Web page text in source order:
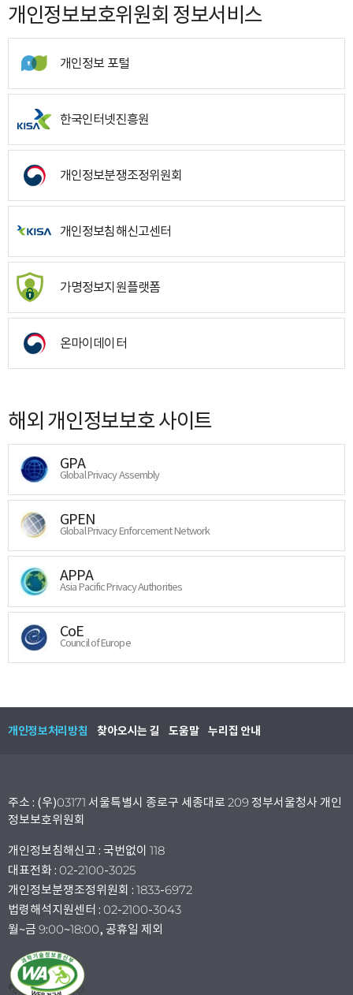
개인정보보호위원회 정보서비스
개인정보 포털
한국인터넷진흥원
개인정보분쟁조정위원회
개인정보침해신고센터
가명정보지원플랫폼
온마이데이터
해외 개인정보보호 사이트
GPA
Global Privacy Assembly
GPEN
Global Privacy Enforcement Network
APPA
Asia Pacific Privacy Authorities
CoE
Council of Europe
개인정보처리방침 찾아오시는 길 도움말 누리집 안내
주소 : (우)03171 서울특별시 종로구 세종대로 209 정부서울청사 개인
정보보호위원회
개인정보침해신고 : 국번없이 118
대표전화 : 02-2100-3025
개인정보분쟁조정위원회 : 1833-6972
법령해석지원센터 : 02-2100-3043
월~금 9:00~18:00, 공휴일 제외